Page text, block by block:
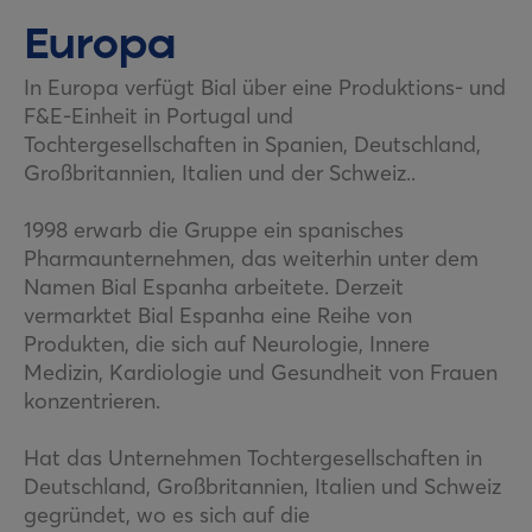
Europa
In Europa verfügt Bial über eine Produktions- und
F&E-Einheit in Portugal und
Tochtergesellschaften in Spanien, Deutschland,
Großbritannien, Italien und der Schweiz..
1998 erwarb die Gruppe ein spanisches
Pharmaunternehmen, das weiterhin unter dem
Namen Bial Espanha arbeitete. Derzeit
vermarktet Bial Espanha eine Reihe von
Produkten, die sich auf Neurologie, Innere
Medizin, Kardiologie und Gesundheit von Frauen
konzentrieren.
Hat das Unternehmen Tochtergesellschaften in
Deutschland, Großbritannien, Italien und Schweiz
gegründet, wo es sich auf die